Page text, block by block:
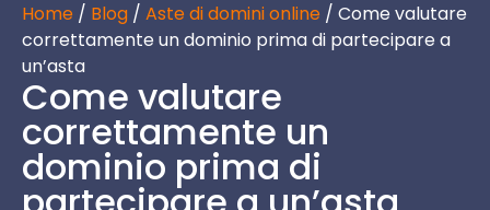
Home / Blog / Aste di domini online / Come valutare
correttamente un dominio prima di partecipare a
un’asta
Come valutare
correttamente un
dominio prima di